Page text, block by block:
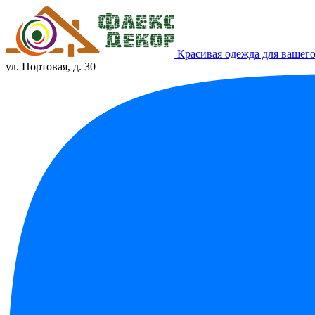
Красивая одежда для
ул. Портовая, д. 30